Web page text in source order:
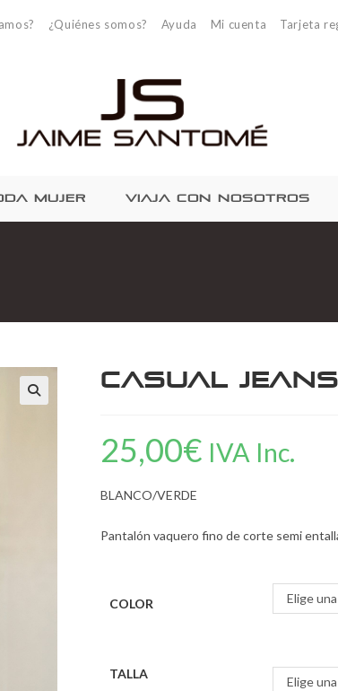
¿Quiénes somos? Ayuda Mi cuenta Tarjeta
MUJER VIAJA CON NOSOTROS
Casual jeans
25,00€ IVA Inc.
BLANCO/VERDE
Pantalón vaquero fino de corte semi
COLOR Elige
TALLA
Elige